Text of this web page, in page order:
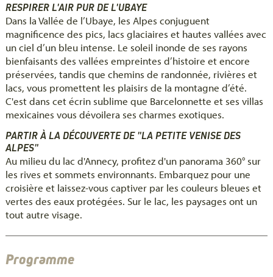
RESPIRER L'AIR PUR DE L'UBAYE
Dans la Vallée de l’Ubaye, les Alpes conjuguent
magnificence des pics, lacs glaciaires et hautes vallées avec
un ciel d’un bleu intense. Le soleil inonde de ses rayons
bienfaisants des vallées empreintes d’histoire et encore
préservées, tandis que chemins de randonnée, rivières et
lacs, vous promettent les plaisirs de la montagne d’été.
C'est dans cet écrin sublime que Barcelonnette et ses villas
mexicaines vous dévoilera ses charmes exotiques.
PARTIR À LA DÉCOUVERTE DE "LA PETITE VENISE DES
ALPES"
Au milieu du lac d'Annecy, profitez d'un panorama 360° sur
les rives et sommets environnants. Embarquez pour une
croisière et laissez-vous captiver par les couleurs bleues et
vertes des eaux protégées. Sur le lac, les paysages ont un
tout autre visage.
Programme